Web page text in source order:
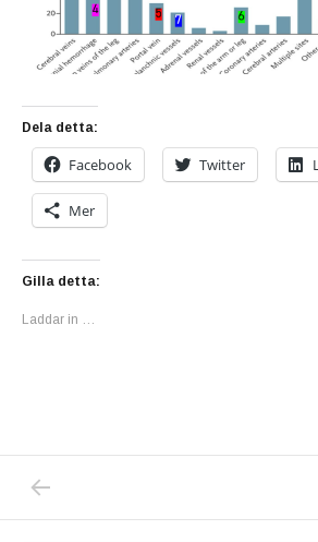
Dela detta:
Facebook Twitter
Mer
Gilla detta:
Laddar in …
Inläggsnavigering